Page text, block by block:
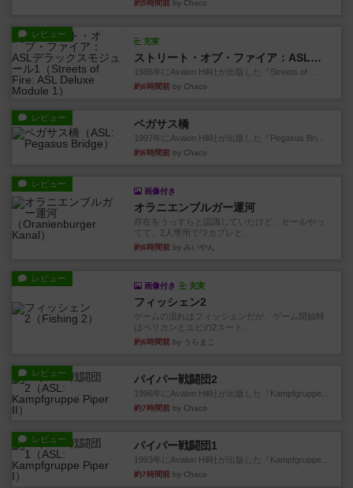
約5時間前 by Chaco
レビュー
充実
ストリート・オブ・ファイア：ASLデラックスモジュール1
1985年にAvalon Hill社が出版した『Streets of ...
約6時間前 by Chaco
レビュー ペガサス橋
1997年にAvalon Hill社が出版した『Pegasus Bri...
約6時間前 by Chaco
レビュー
画像付き
オラニエンブルガー運河
存在をうっすらと認識していたけど、セールやっ
てて、2人専用でワカプレと...
約6時間前 by みいやん
レビュー
画像付き 充実
フィッシェン2
ゲームの流れはフィッシェンだが、ゲーム開始時
はペリカンとエビの2スート...
約6時間前 by うらまこ
レビュー パイパー戦闘団2
1996年にAvalon Hill社が出版した『Kampfgruppe...
約7時間前 by Chaco
レビュー パイパー戦闘団1
1993年にAvalon Hill社が出版した『Kampfgruppe...
約7時間前 by Chaco